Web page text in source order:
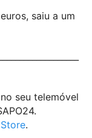
saiu a um
seu telemóvel
.